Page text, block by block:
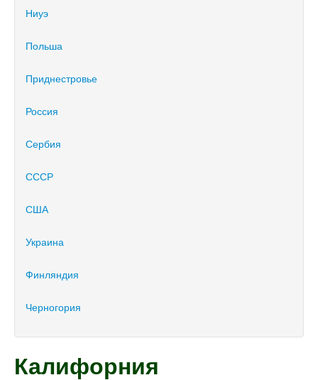
Ниуэ
Польша
Приднестровье
Россия
Сербия
СССР
США
Украина
Финляндия
Черногория
Калифорния